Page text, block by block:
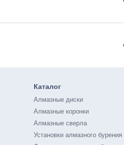
Каталог
Алмазные диски
Алмазные коронки
Алмазные сверла
Установки алмазного бурения